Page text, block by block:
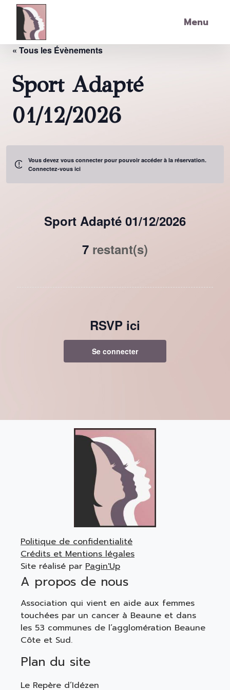
Skip to main content
Menu
« Tous les Évènements
Sport Adapté
01/12/2026
Vous devez vous connecter pour pouvoir accéder à la réservation.
Connectez-vous ici
Sport Adapté 01/12/2026
7 restant(s)
RSVP ici
Se connecter
Politique de confidentialité
Crédits et Mentions légales
Site réalisé par Pagin'Up
A propos de nous
Association qui vient en aide aux femmes
touchées par un cancer à Beaune et dans
les 53 communes de l’agglomération Beaune
Côte et Sud.
Plan du site
Le Repère d’Idézen